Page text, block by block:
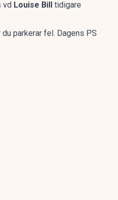
vd Louise Bill tidigare
parkerar fel. Dagens PS